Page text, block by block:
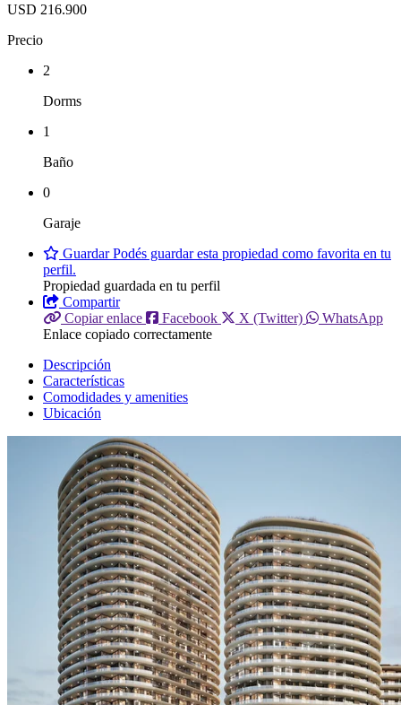
USD 216.900
Precio
2
Dorms
1
Baño
0
Garaje
GuardarPodés guardar esta propiedad como favorita en tu
perfil.
Propiedad guardada en tu perfil
Compartir
Copiar enlace
Facebook X (Twitter)
WhatsApp
Enlace copiado correctamente
Descripción
Características
Comodidades y amenities
Ubicación